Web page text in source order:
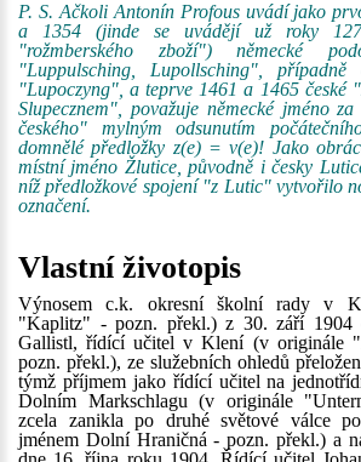
P. S. Ačkoli Antonín Profous uvádí jako
a 1354 (jinde se uvádějí už roky
"rožmberského zboží") německé
"Luppulsching, Lupollsching",
"Lupoczyng", a teprve 1461 a 1465 české
Slupecznem", považuje německé jméno
českého" mylným odsunutím
domnělé předložky z(e) = v(e)! Jako
místní jméno Žlutice, původně i česky
níž předložkové spojení "z Lutic" vytvořilo
označení.
Vlastní životopis
Výnosem c.k. okresní školní rady v
"Kaplitz" - pozn. překl.) z 30. září 1904
Gallistl, řídící učitel v Klení (v originále
pozn. překl.), ze služebních ohledů
týmž příjmem jako řídící učitel na
Dolním Markschlagu (v originále
zcela zanikla po druhé světové válce
jménem Dolní Hraničná - pozn. překl.) a